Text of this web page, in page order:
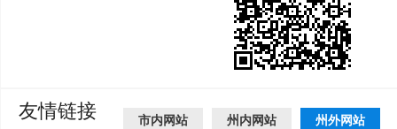
友情链接 市内网站 州内网站 州外网站